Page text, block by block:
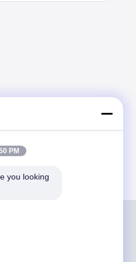
complet de
dentaires certifiés CE,
PM
you looking